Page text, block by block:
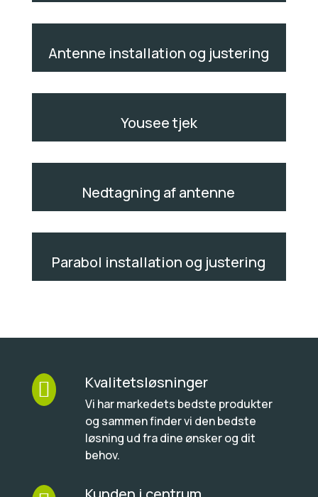
Antenne installation og justering
Yousee tjek
Nedtagning af antenne
Parabol installation og justering
 Kvalitetsløsninger
Vi har markedets bedste produkter
og sammen finder vi den bedste
løsning ud fra dine ønsker og dit
behov.